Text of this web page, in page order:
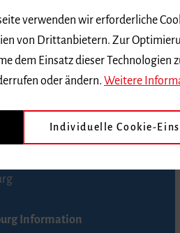
Freiburg
Straße 229
4968888 (Reservierungen sind
Information
verwenden wir erforderliche
von Drittanbietern. Zur
dem Einsatz dieser Technologien
oder ändern. Weitere
Individuelle Cookie-